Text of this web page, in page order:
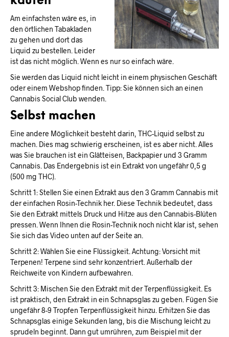
Am einfachsten wäre es, in
den örtlichen Tabakladen
zu gehen und dort das
Liquid zu bestellen. Leider
ist das nicht möglich. Wenn es nur so einfach wäre.
Sie werden das Liquid nicht leicht in einem physischen Geschäft
oder einem Webshop finden. Tipp: Sie können sich an einen
Cannabis Social Club wenden.
Selbst machen
Eine andere Möglichkeit besteht darin, THC-Liquid selbst zu
machen. Dies mag schwierig erscheinen, ist es aber nicht. Alles
was Sie brauchen ist ein Glätteisen, Backpapier und 3 Gramm
Cannabis. Das Endergebnis ist ein Extrakt von ungefähr 0,5 g
(500 mg THC).
Schritt 1: Stellen Sie einen Extrakt aus den 3 Gramm Cannabis mit
der einfachen Rosin-Technik her. Diese Technik bedeutet, dass
Sie den Extrakt mittels Druck und Hitze aus den Cannabis-Blüten
pressen. Wenn Ihnen die Rosin-Technik noch nicht klar ist, sehen
Sie sich das Video unten auf der Seite an.
Schritt 2: Wählen Sie eine Flüssigkeit. Achtung: Vorsicht mit
Terpenen! Terpene sind sehr konzentriert. Außerhalb der
Reichweite von Kindern aufbewahren.
Schritt 3: Mischen Sie den Extrakt mit der Terpenflüssigkeit. Es
ist praktisch, den Extrakt in ein Schnapsglas zu geben. Fügen Sie
ungefähr 8-9 Tropfen Terpenflüssigkeit hinzu. Erhitzen Sie das
Schnapsglas einige Sekunden lang, bis die Mischung leicht zu
sprudeln beginnt. Dann gut umrühren, zum Beispiel mit der